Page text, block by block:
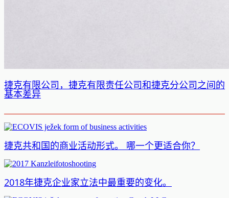
捷克有限公司，捷克有限责任公司和捷克分公司之间的
基本差异
捷克共和国的商业活动形式。 哪一个更适合你？
2018年捷克企业家立法中最重要的变化。